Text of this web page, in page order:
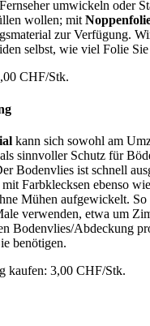
umwickeln oder
wollen; mit
zur Verfügung.
selbst, wie viel Folie
CHF/Stk.
kann sich sowohl am
sinnvoller Schutz für
Bodenvlies ist schnell
Farbklecksen ebenso
Mühen aufgewickelt.
verwenden, etwa um
Bodenvlies/Abdeckung
benötigen.
kaufen: 3,00 CHF/Stk.